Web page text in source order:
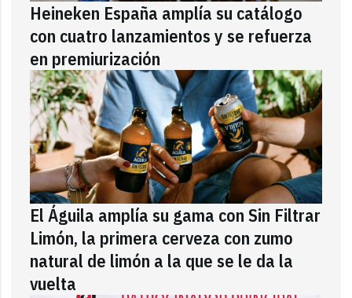
Heineken España amplía su catálogo
con cuatro lanzamientos y se refuerza
en premiurización
El Águila amplía su gama con Sin Filtrar
Limón, la primera cerveza con zumo
natural de limón a la que se le da la
vuelta